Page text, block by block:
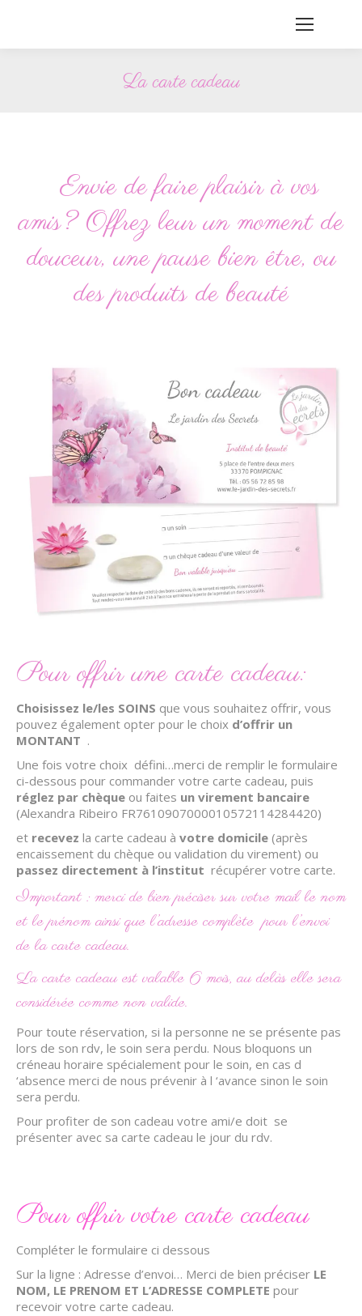
La carte cadeau
Envie de faire plaisir à vos
amis? Offrez leur un moment de
douceur, une pause bien être, ou
des produits de beauté
Pour offrir une carte cadeau:
Choisissez le/les SOINS que vous souhaitez offrir, vous
pouvez également opter pour le choix d’offrir un
MONTANT .
Une fois votre choix défini…merci de remplir le formulaire
ci-dessous pour commander votre carte cadeau, puis
réglez par chèque ou faites un virement bancaire
(Alexandra Ribeiro FR7610907000010572114284420)
et recevez la carte cadeau à votre domicile (après
encaissement du chèque ou validation du virement) ou
passez directement à l’institut récupérer votre carte.
Important : merci de bien préciser sur votre mail le nom
et le prénom ainsi que l’adresse complète pour l’envoi
de la carte cadeau.
La carte cadeau est valable 6 mois, au delàs elle sera
considérée comme non valide.
Pour toute réservation, si la personne ne se présente pas
lors de son rdv, le soin sera perdu. Nous bloquons un
créneau horaire spécialement pour le soin, en cas d
‘absence merci de nous prévenir à l ‘avance sinon le soin
sera perdu.
Pour profiter de son cadeau votre ami/e doit se
présenter avec sa carte cadeau le jour du rdv.
Pour offrir votre carte cadeau
Compléter le formulaire ci dessous
Sur la ligne : Adresse d’envoi… Merci de bien préciser LE
NOM, LE PRENOM ET L’ADRESSE COMPLETE pour
recevoir votre carte cadeau.